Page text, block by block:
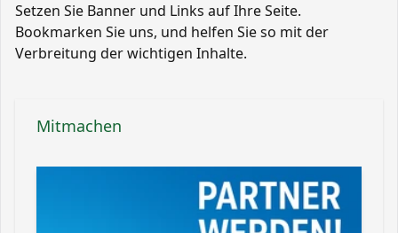
Setzen Sie Banner und Links auf Ihre Seite.
Bookmarken Sie uns, und helfen Sie so mit der
Verbreitung der wichtigen Inhalte.
Mitmachen